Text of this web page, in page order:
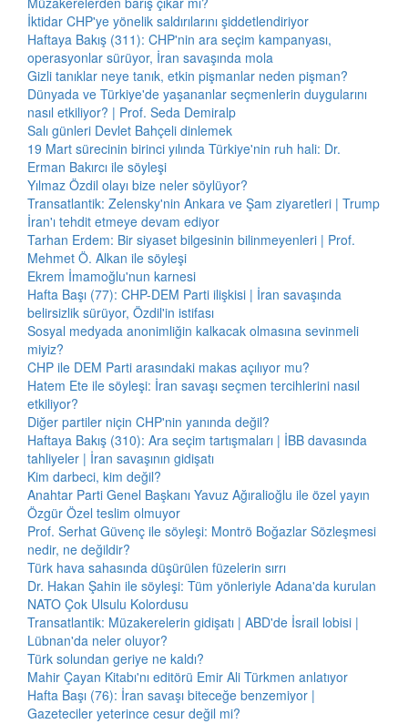
İktidar CHP'ye yönelik saldırılarını şiddetlendiriyor
Haftaya Bakış (311): CHP'nin ara seçim kampanyası,
operasyonlar sürüyor, İran savaşında mola
Gizli tanıklar neye tanık, etkin pişmanlar neden pişman?
Dünyada ve Türkiye'de yaşananlar seçmenlerin duygularını
nasıl etkiliyor? | Prof. Seda Demiralp
Salı günleri Devlet Bahçeli dinlemek
19 Mart sürecinin birinci yılında Türkiye'nin ruh hali: Dr.
Erman Bakırcı ile söyleşi
Yılmaz Özdil olayı bize neler söylüyor?
Transatlantik: Zelensky'nin Ankara ve Şam ziyaretleri | Trump
İran'ı tehdit etmeye devam ediyor
Tarhan Erdem: Bir siyaset bilgesinin bilinmeyenleri | Prof.
Mehmet Ö. Alkan ile söyleşi
Ekrem İmamoğlu'nun karnesi
Hafta Başı (77): CHP-DEM Parti ilişkisi | İran savaşında
belirsizlik sürüyor, Özdil'in istifası
Sosyal medyada anonimliğin kalkacak olmasına sevinmeli
miyiz?
CHP ile DEM Parti arasındaki makas açılıyor mu?
Hatem Ete ile söyleşi: İran savaşı seçmen tercihlerini nasıl
etkiliyor?
Diğer partiler niçin CHP'nin yanında değil?
Haftaya Bakış (310): Ara seçim tartışmaları | İBB davasında
tahliyeler | İran savaşının gidişatı
Kim darbeci, kim değil?
Anahtar Parti Genel Başkanı Yavuz Ağıralioğlu ile özel yayın
Özgür Özel teslim olmuyor
Prof. Serhat Güvenç ile söyleşi: Montrö Boğazlar Sözleşmesi
nedir, ne değildir?
Türk hava sahasında düşürülen füzelerin sırrı
Dr. Hakan Şahin ile söyleşi: Tüm yönleriyle Adana'da kurulan
NATO Çok Ulsulu Kolordusu
Transatlantik: Müzakerelerin gidişatı | ABD'de İsrail lobisi |
Lübnan'da neler oluyor?
Türk solundan geriye ne kaldı?
Mahir Çayan Kitabı'nı editörü Emir Ali Türkmen anlatıyor
Hafta Başı (76): İran savaşı biteceğe benzemiyor |
Gazeteciler yeterince cesur değil mi?